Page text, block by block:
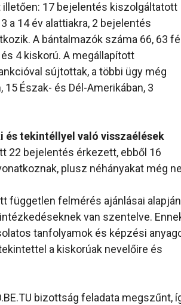
17 bejelentés kiszolgáltatott
a 14 év alattiakra, 2 bejelentés
A bántalmazók száma 66, 63
4 kiskorú. A megállapított
sújtottak, a többi ügy még
Észak- és Dél-Amerikában, 3
tekintéllyel való visszaélések
22 bejelentés érkezett, ebből 16
plusz néhányakat még
független felmérés ajánlásai alapján
van szentelve.
tanfolyamok és képzési
a kiskorúak nevelőire és
bizottság feladata megszűnt,